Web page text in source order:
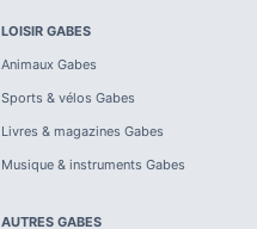
LOISIR GABES
Animaux Gabes
Sports & vélos Gabes
Livres & magazines Gabes
Musique & instruments Gabes
AUTRES GABES